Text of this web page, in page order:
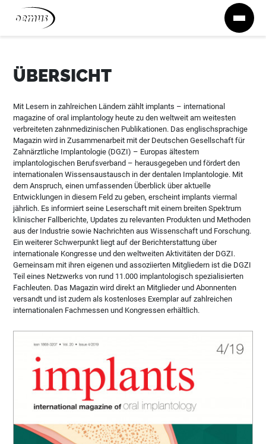
Zum Inhalt springen
ÜBERSICHT
Mit Lesern in zahlreichen Ländern zählt implants – international
magazine of oral implantology heute zu den weltweit am weitesten
verbreiteten zahnmedizinischen Publikationen. Das englischsprachige
Magazin wird in Zusammenarbeit mit der Deutschen Gesellschaft für
Zahnärztliche Implantologie (DGZI) – Europas ältestem
implantologischen Berufsverband – herausgegeben und fördert den
internationalen Wissensaustausch in der dentalen Implantologie. Mit
dem Anspruch, einen umfassenden Überblick über aktuelle
Entwicklungen in diesem Feld zu geben, erscheint implants viermal
jährlich. Es informiert seine Leserschaft mit einem breiten Spektrum
klinischer Fallberichte, Updates zu relevanten Produkten und Methoden
aus der Industrie sowie Nachrichten aus Wissenschaft und Forschung.
Ein weiterer Schwerpunkt liegt auf der Berichterstattung über
internationale Kongresse und den weltweiten Aktivitäten der DGZI.
Gemeinsam mit ihren eigenen und assoziierten Mitgliedern ist die DGZI
Teil eines Netzwerks von rund 11.000 implantologisch spezialisierten
Fachleuten. Das Magazin wird direkt an Mitglieder und Abonnenten
versandt und ist zudem als kostenloses Exemplar auf zahlreichen
internationalen Fachmessen und Kongressen erhältlich.